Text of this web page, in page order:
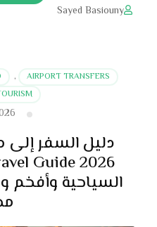
Sayed Basiouny
AIRPORT TRANSFERS
,
السياحية وأفخم